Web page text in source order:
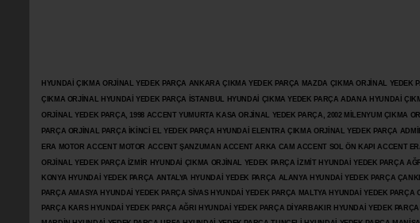
HYUNDAİ ÇIKMA ORJİNAL YEDEK PARÇA ANKARA ÇIKMA YEDEK PARÇA MAZDA ÇIKMA ORJİNAL
ÇIKMA ORJİNAL HYUNDAİ YEDEK PARÇA İSTANBUL HYUNDAİ ÇIKMA YEDEK PARÇA ADANA HYUNDAİ
ORJİNAL YEDEK PARÇA, 1998 ACCENT YUMURTA KASA ORJİNAL YEDEK PARÇA, 2002 MİLENYUM ÇIKMA
PARÇA ORJİNAL PARÇA İKİNCİ EL YEDEK PARÇA HYUNDAİ ELENTRA ÇIKMA ORJİNAL YEDEK PARÇA
ERA MOTOR ACCENT MOTOR ACCENT ŞANZUMAN ACCENT ARKA CAM ACCENT SOL ÖN KAPI ACCENT
ORJİNAL YEDEK PARÇA İZMİR HYUNDAİ ÇIKMA ORJİNAL YEDEK PARÇA İZMİT HYUNDAİ YEDEK PARÇA
KONYA HYUNDAİ YEDEK PARÇA ANTALYA HYUNDAİ YEDEK PARÇA ALANYA HYUNDAİ YEDEK PARÇA
PARÇA AMASYA HYUNDAİ YEDEK PARÇA SİVAS HYUNDAİ YEDEK PARÇA MALTYA HYUNDAİ YEDEK
PARÇA KARS HYUNDAİ YEDEK PARÇA AĞRI HYUNDAİ YEDEK PARÇA DİYARBAKIR HYUNDAİ YEDEK